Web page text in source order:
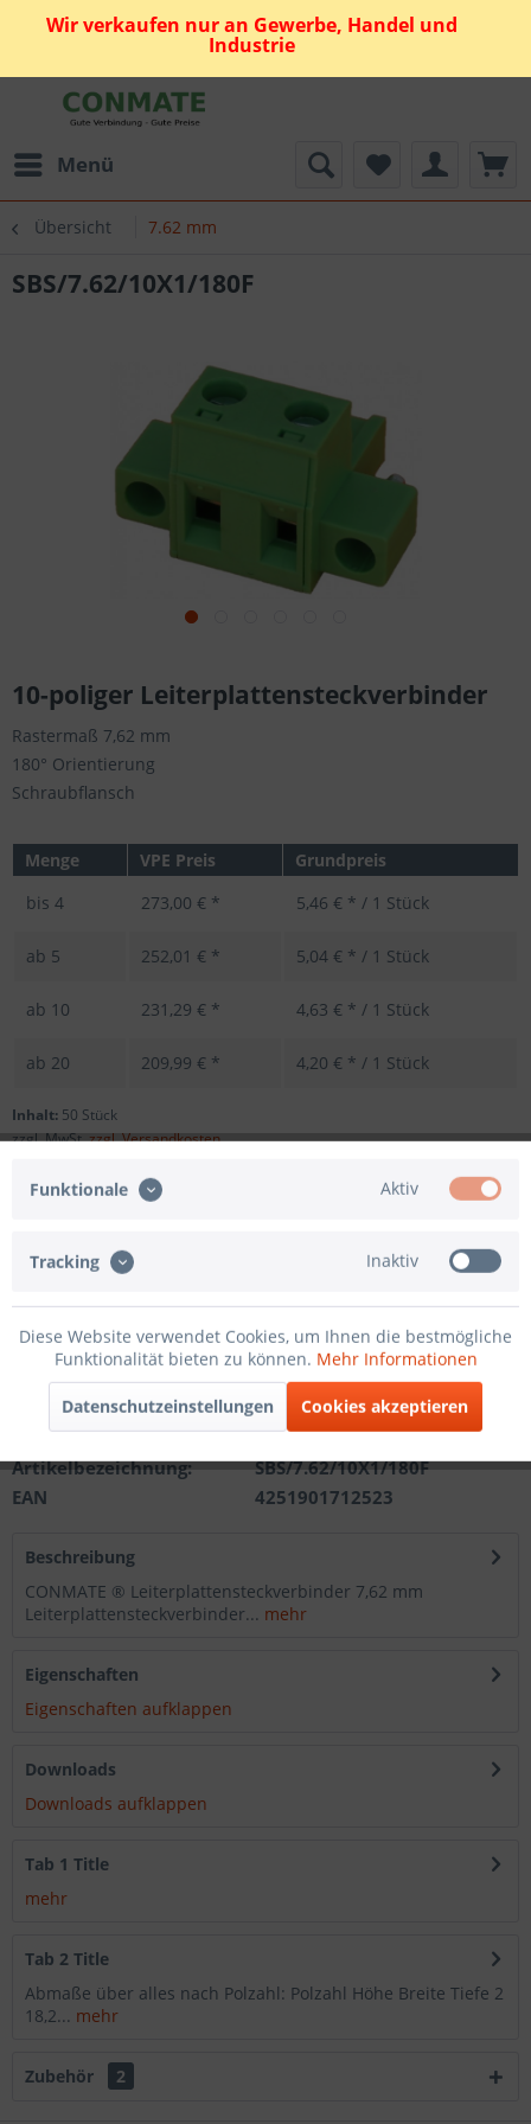
Wir verkaufen nur an Gewerbe, Handel und
Industrie
Menü
Übersicht 7.62 mm
SBS/7.62/10X1/180F
10-poliger Leiterplattensteckverbinder
Rastermaß 7,62 mm
180° Orientierung
Schraubflansch
Menge VPE Preis
Grundpreis
bis 4 273,00 € * 5,46 € * / 1 Stück
ab 5 252,01 € * 5,04 € * / 1 Stück
ab 10 231,29 € * 4,63 € * / 1 Stück
ab 20 209,99 € * 4,20 € * / 1 Stück
Inhalt: 50 Stück
zzgl. MwSt.zzgl. Versandkosten
In den Warenkorb
Merken
Artikel-Nr.:
201121612110
Artikelbezeichnung:
SBS/7.62/10X1/180F
EAN
4251901712523
Beschreibung
CONMATE ® Leiterplattensteckverbinder 7,62 mm
Leiterplattensteckverbinder... mehr
Eigenschaften
Eigenschaften aufklappen
Downloads
Downloads aufklappen
Tab 1 Title
mehr
Tab 2 Title
Abmaße über alles nach Polzahl: Polzahl Höhe Breite Tiefe 2
18,2... mehr
Zubehör 2
Funktionale Aktiv
Tracking Inaktiv
Diese Website verwendet Cookies, um Ihnen die bestmögliche
Funktionalität bieten zu können. Mehr Informationen
Datenschutzeinstellungen Cookies akzeptieren